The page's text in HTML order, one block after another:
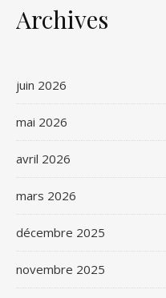
Archives
juin 2026
mai 2026
avril 2026
mars 2026
décembre 2025
novembre 2025